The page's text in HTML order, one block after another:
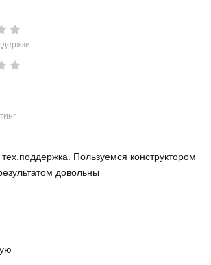
Пользуемся конструктором
довольны